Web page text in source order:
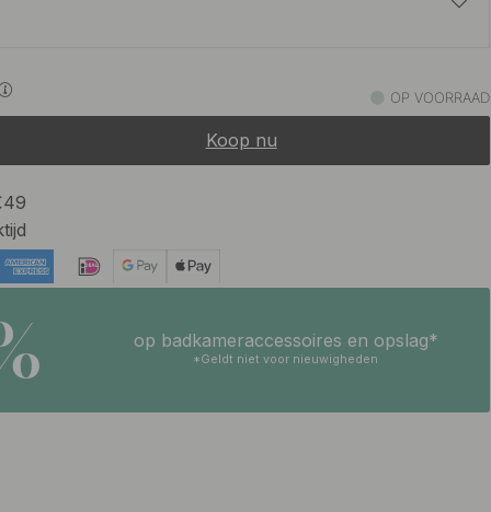
Op voorraad
OP VOORRAAD
Koop nu
op badkameraccessoires en opslag*
*Geldt niet voor nieuwigheden